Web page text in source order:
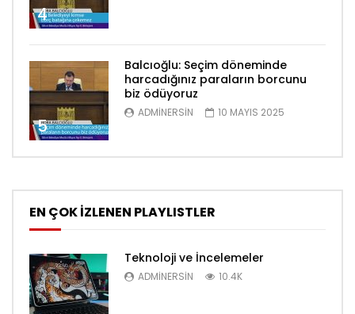
4
5
Balcıoğlu: Seçim döneminde
harcadığınız paraların borcunu
biz ödüyoruz
ADMINERSIN 10 MAYIS 2025
EN ÇOK İZLENEN PLAYLISTLER
Teknoloji ve İncelemeler
ADMINERSIN 10.4K